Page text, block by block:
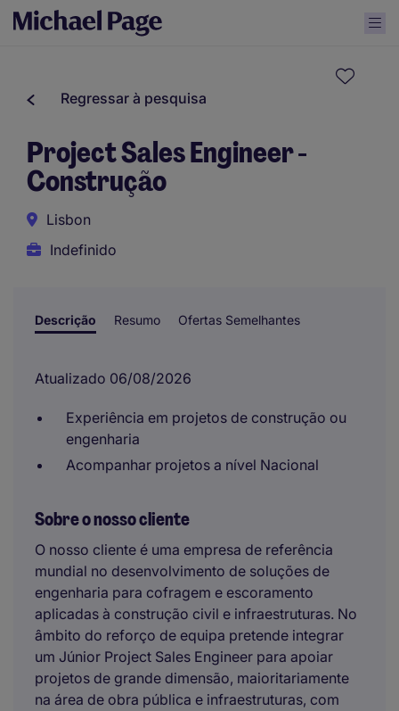
Regressar à pesquisa
Project Sales Engineer -
Construção
Lisbon
Indefinido
Descrição Resumo Ofertas Semelhantes
Atualizado 06/08/2026
Experiência em projetos de construção ou
engenharia
Acompanhar projetos a nível Nacional
Sobre o nosso cliente
O nosso cliente é uma empresa de referência
mundial no desenvolvimento de soluções de
engenharia para cofragem e escoramento
aplicadas à construção civil e infraestruturas. No
âmbito do reforço de equipa pretende integrar
um Júnior Project Sales Engineer para apoiar
projetos de grande dimensão, maioritariamente
na área de obra pública e infraestruturas, com